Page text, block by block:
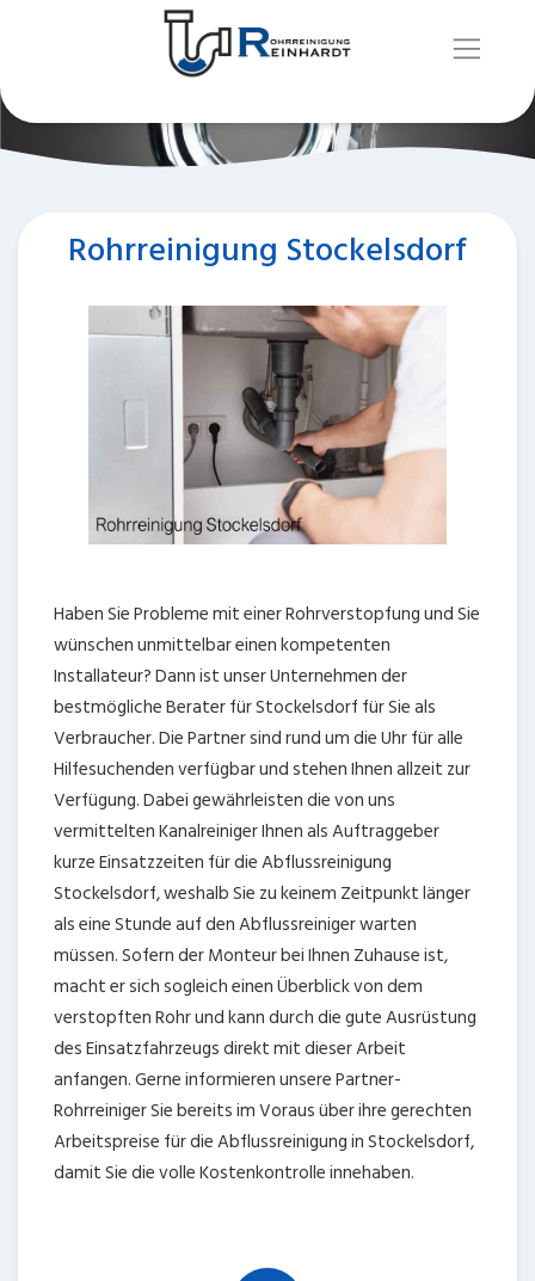
Rohrreinigung Stockelsdorf
Haben Sie Probleme mit einer Rohrverstopfung und Sie
wünschen unmittelbar einen kompetenten
Installateur? Dann ist unser Unternehmen der
bestmögliche Berater für Stockelsdorf für Sie als
Verbraucher. Die Partner sind rund um die Uhr für alle
Hilfesuchenden verfügbar und stehen Ihnen allzeit zur
Verfügung. Dabei gewährleisten die von uns
vermittelten Kanalreiniger Ihnen als Auftraggeber
kurze Einsatzzeiten für die Abflussreinigung
Stockelsdorf, weshalb Sie zu keinem Zeitpunkt länger
als eine Stunde auf den Abflussreiniger warten
müssen. Sofern der Monteur bei Ihnen Zuhause ist,
macht er sich sogleich einen Überblick von dem
verstopften Rohr und kann durch die gute Ausrüstung
des Einsatzfahrzeugs direkt mit dieser Arbeit
anfangen. Gerne informieren unsere Partner-
Rohrreiniger Sie bereits im Voraus über ihre gerechten
Arbeitspreise für die Abflussreinigung in Stockelsdorf,
damit Sie die volle Kostenkontrolle innehaben.